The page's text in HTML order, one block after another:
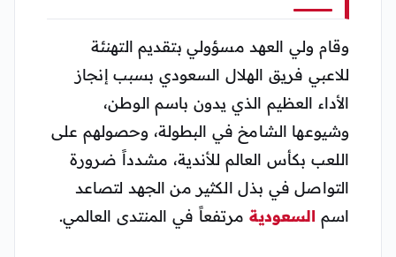
وقام ولي العهد مسؤولي بتقديم التهنئة
للاعبي فريق الهلال السعودي بسبب إنجاز
الأداء العظيم الذي يدون باسم الوطن،
وشيوعها الشامخ في البطولة، وحصولهم على
اللعب بكأس العالم للأندية، مشدداً ضرورة
التواصل في بذل الكثير من الجهد لتصاعد
اسم السعودية مرتفعاً في المنتدى العالمي.